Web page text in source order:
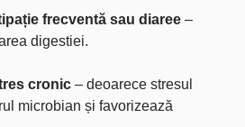
frecventă sau diaree –
digestiei.
cronic – deoarece stresul
microbian și favorizează